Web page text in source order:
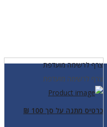
צרף לרשימה מועדפת
צרף לרשימה מועדפת
כרטיס מתנה על סך 100 ₪